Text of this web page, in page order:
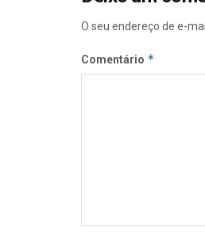
O seu endereço de e-
Comentário *